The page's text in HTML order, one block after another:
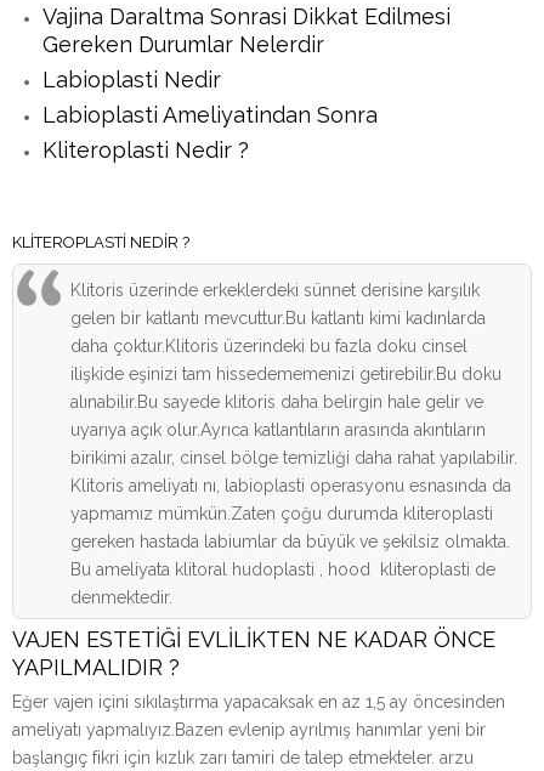
Vajina Daraltma Sonrasi Dikkat Edilmesi
Gereken Durumlar Nelerdir
Labioplasti Nedir
Labioplasti Ameliyatindan Sonra
Kliteroplasti Nedir ?
KLİTEROPLASTİ NEDİR ?
Klitoris üzerinde erkeklerdeki sünnet derisine karşılık
gelen bir katlantı mevcuttur.Bu katlantı kimi kadınlarda
daha çoktur.Klitoris üzerindeki bu fazla doku cinsel
ilişkide eşinizi tam hissedememenizi getirebilir.Bu doku
alınabilir.Bu sayede klitoris daha belirgin hale gelir ve
uyarıya açık olur.Ayrıca katlantıların arasında akıntıların
birikimi azalır, cinsel bölge temizliği daha rahat yapılabilir.
Klitoris ameliyatı nı, labioplasti operasyonu esnasında da
yapmamız mümkün.Zaten çoğu durumda kliteroplasti
gereken hastada labiumlar da büyük ve şekilsiz olmakta.
Bu ameliyata klitoral hudoplasti , hood kliteroplasti de
denmektedir.
VAJEN ESTETİĞİ EVLİLİKTEN NE KADAR ÖNCE
YAPILMALIDIR ?
Eğer vajen içini sıkılaştırma yapacaksak en az 1,5 ay öncesinden
ameliyatı yapmalıyız.Bazen evlenip ayrılmış hanımlar yeni bir
başlangıç fikri için kızlık zarı tamiri de talep etmekteler. arzu